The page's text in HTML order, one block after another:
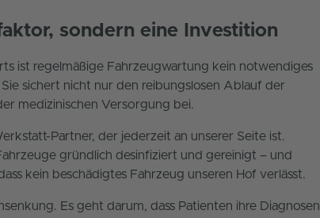
sondern eine Investition
ist regelmäßige Fahrzeugwartung kein notwendiges
sichert nicht nur den reibungslosen Ablauf der
medizinischen Versorgung bei.
Partner, der jederzeit an unserer Seite ist.
gründlich desinfiziert und gereinigt – und
kein beschädigtes Fahrzeug unseren Hof verlässt.
Es geht darum, dass Patienten ihre Diagnosen